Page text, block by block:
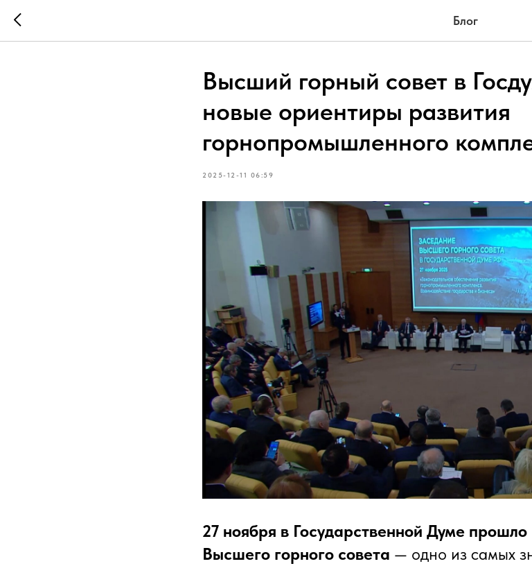
Блог
Высший горный совет в
новые ориентиры развития
горнопромышленного
2025-12-11 06:59
27 ноября в Государственной Думе
Высшего горного совета — одно из самых